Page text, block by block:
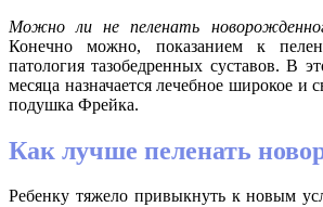
Можно ли не пеленать
Конечно можно, показанием к
патология тазобедренных суставов. В
месяца назначается лечебное широкое и
подушка Фрейка.
Как лучше пеленать
Ребенку тяжело привыкнуть к новым